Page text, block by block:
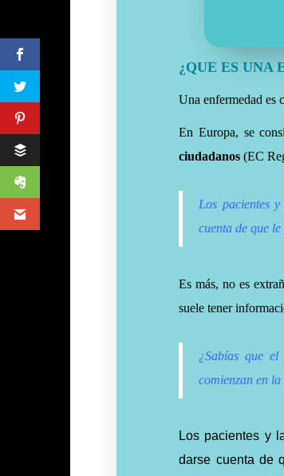
¿QUE ES UNA
Una enfermedad es
En Europa, se
ciudadanos (EC
Los pacientes
cuenta de que
Es más, no es
suele tener
¿Sabías que
comienzan en
Los pacientes y
darse cuenta de